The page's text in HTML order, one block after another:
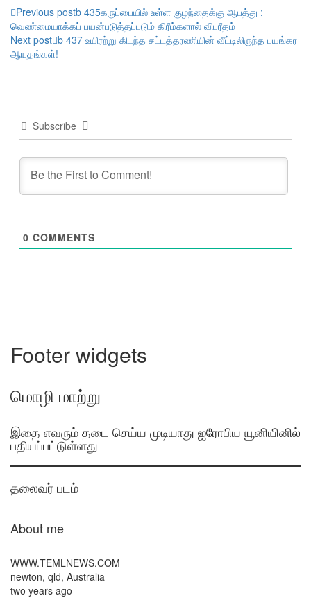
Post
navigation
Previous postb 435கருப்பையில் உள்ள குழந்தைக்கு ஆபத்து ;
வெண்மையாக்கப் பயன்படுத்தப்படும் கிரீம்களால் விபரீதம்
Next post b 437 உயிரற்று கிடந்த சட்டத்தரணியின் வீட்டிலிருந்த பயங்கர
ஆயுதங்கள்!
Subscribe
0 COMMENTS
Footer widgets
மொழி மாற்று
இதை எவரும் தடை செய்ய முடியாது ஐரோபிய யூனியினில்
பதியப்பட்டுள்ளது
தலைவர் படம்
About me
WWW.TEMLNEWS.COM
newton, qld, Australia
two years ago